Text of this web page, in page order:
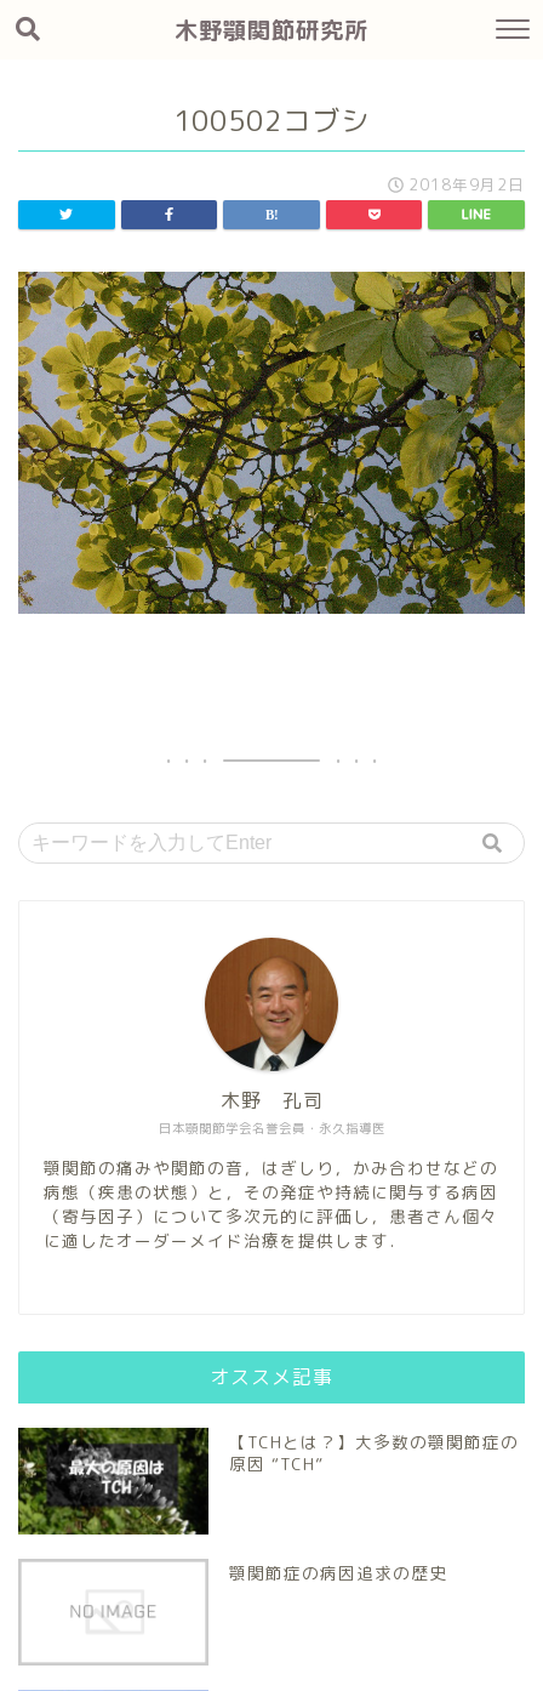
木野顎関節研究所
100502コブシ
2018年9月2日
日本顎関節学会名誉会員・永久指導医
木野 孔司
顎関節の痛みや関節の音，はぎしり，かみ合わせなどの
病態（疾患の状態）と，その発症や持続に関与する病因
（寄与因子）について多次元的に評価し，患者さん個々
に適したオーダーメイド治療を提供します．
オススメ記事
【TCHとは？】大多数の顎関節症の
原因 “TCH”
顎関節症の病因追求の歴史